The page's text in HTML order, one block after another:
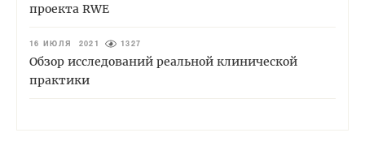
проекта RWE
16 ИЮЛЯ 2021 1327
Обзор исследований реальной клинической
практики